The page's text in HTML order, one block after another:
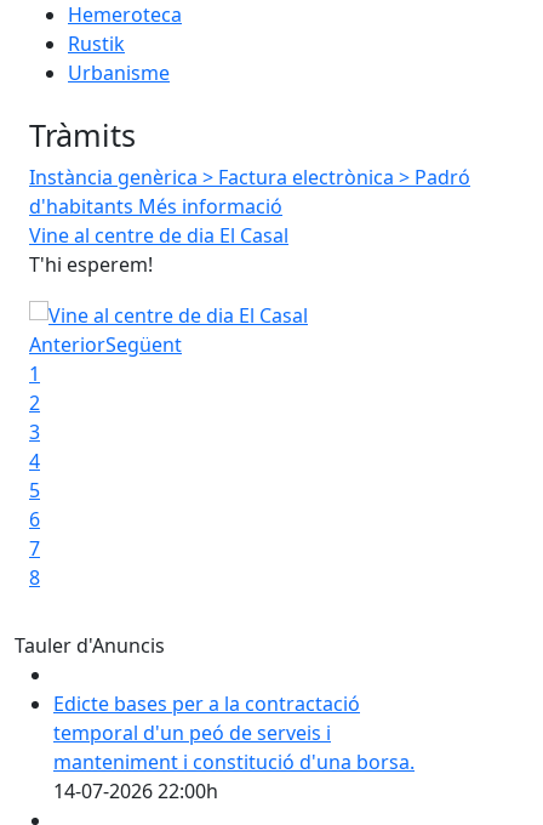
Hemeroteca
Rustik
Urbanisme
Tràmits
Instància genèrica > Factura electrònica > Padró
d'habitants Més informació
de dia El Casal
de dia El Casal
AnteriorSegüent
1
2
3
4
5
6
7
8
Tauler d'Anuncis
Edicte bases per a la contractació
temporal d'un peó de serveis i
manteniment i constitució d'una borsa.
14-07-2026 22:00h